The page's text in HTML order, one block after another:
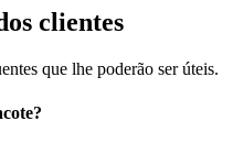
clientes
que lhe poderão ser úteis.